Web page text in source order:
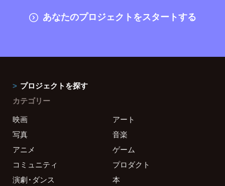
あなたのプロジェクトをスタートする
プロジェクトを探す
カテゴリー
映画
アート
写真
音楽
アニメ
ゲーム
コミュニティ
プロダクト
演劇・ダンス
本